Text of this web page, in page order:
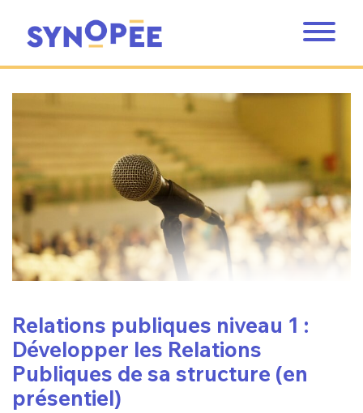
Relations publiques niveau 1 :
Développer les Relations
Publiques de sa structure (en
présentiel)